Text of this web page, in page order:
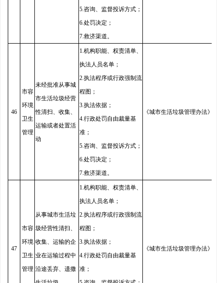
5.咨询、监督投诉方式；
6.处罚决定；
7.救济渠道。
46
市容
环境
卫生
管理
未经批准从事城
市生活垃圾经营
性清扫、收集、
运输或者处置活
动
1.机构职能、权责清单、
执法人员名单；
2.执法程序或行政强制流
程图；
3.执法依据；
4.行政处罚自由裁量基
准；
5.咨询、监督投诉方式；
6.处罚决定；
7.救济渠道。
《城市生活垃圾管理办法》
47
市容
环境
卫生
管理
从事城市生活垃
圾经营性清扫、
收集、运输的企
业在运输过程中
沿途丢弃、遗撒
1.机构职能、权责清单、
执法人员名单；
2.执法程序或行政强制流
程图；
3.执法依据；
4.行政处罚自由裁量基
准；
《城市生活垃圾管理办法》